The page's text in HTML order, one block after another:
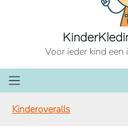
Voor ieder kind
Kinderoveralls